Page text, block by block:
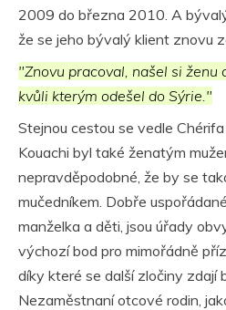
2009 do března 2010. A
že se jeho bývalý klient znovu
"Znovu pracoval, našel si ženu
kvůli kterým odešel do Sýrie."
Stejnou cestou se vedle
Kouachi byl také ženatým
nepravděpodobné, že by se
mučedníkem. Dobře
manželka a děti, jsou úřady
výchozí bod pro mimořádně
díky které se další zločiny zdají
Nezaměstnaní otcové rodin,